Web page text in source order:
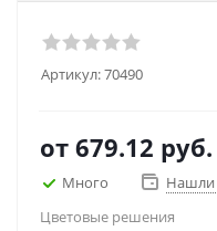
Артикул:70490
от 679.12 руб.
Много
Нашли
Цветовые решения